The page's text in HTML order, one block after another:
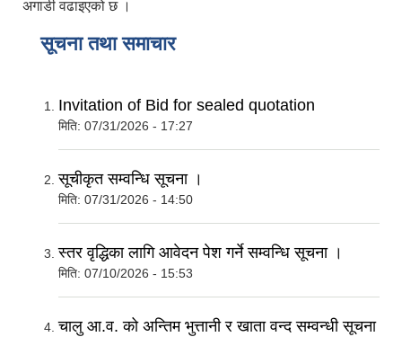
अगाडी वढाइएको छ ।
सूचना तथा समाचार
Invitation of Bid for sealed quotation
मिति: 07/31/2026 - 17:27
सूचीकृत सम्वन्धि सूचना ।
मिति: 07/31/2026 - 14:50
स्तर वृद्धिका लागि आवेदन पेश गर्ने सम्वन्धि सूचना ।
मिति: 07/10/2026 - 15:53
चालु आ.व. को अन्तिम भुत्तानी र खाता वन्द सम्वन्धी सूचना